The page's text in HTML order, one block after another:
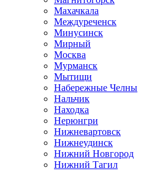
Махачкала
Междуреченск
Минусинск
Мирный
Москва
Мурманск
Мытищи
Набережные Челны
Нальчик
Находка
Нерюнгри
Нижневартовск
Нижнеудинск
Нижний Новгород
Нижний Тагил